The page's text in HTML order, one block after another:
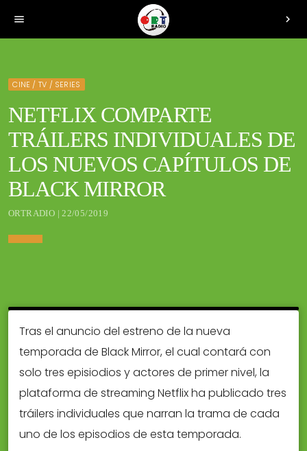
menu chevron_right
CINE / TV / SERIES
NETFLIX COMPARTE
TRÁILERS INDIVIDUALES DE
LOS NUEVOS CAPÍTULOS DE
BLACK MIRROR
ORTRADIO | 22/05/2019
Tras el anuncio del estreno de la nueva
temporada de Black Mirror, el cual contará con
solo tres episiodios y actores de primer nivel, la
plataforma de streaming Netflix ha publicado tres
tráilers individuales que narran la trama de cada
uno de los episodios de esta temporada.